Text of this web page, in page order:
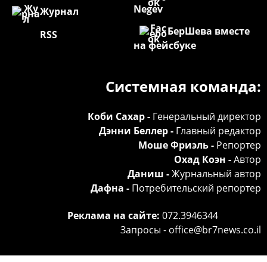
Negev
БерШева вместе
на фейсбуке
Журнал
RSS
Системная команда:
Коби Сахар - Генеральный директор
Дэнни Беллер - Главный редактор
Моше Фриэль - Репортер
Охад Коэн -Автор
Даниш -Журнальный автор
Дафна - Потребительский репортер
Реклама на сайте: 072.3946344
Запросы - office@br7news.co.il